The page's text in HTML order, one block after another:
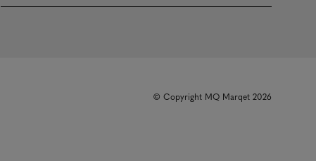
© Copyright MQ Marqet 2026